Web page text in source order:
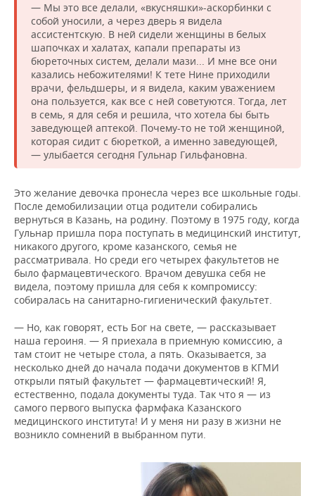
— Мы это все делали, «вкусняшки»-аскорбинки с
собой уносили, а через дверь я видела
ассистентскую. В ней сидели женщины в белых
шапочках и халатах, капали препараты из
бюреточных систем, делали мази... И мне все они
казались небожителями! К тете Нине приходили
врачи, фельдшеры, и я видела, каким уважением
она пользуется, как все с ней советуются. Тогда, лет
в семь, я для себя и решила, что хотела бы быть
заведующей аптекой. Почему-то не той женщиной,
которая сидит с бюреткой, а именно заведующей,
— улыбается сегодня Гульнар Гильфановна.
Это желание девочка пронесла через все школьные годы.
После демобилизации отца родители собирались
вернуться в Казань, на родину. Поэтому в 1975 году, когда
Гульнар пришла пора поступать в медицинский институт,
никакого другого, кроме казанского, семья не
рассматривала. Но среди его четырех факультетов не
было фармацевтического. Врачом девушка себя не
видела, поэтому пришла для себя к компромиссу:
собиралась на санитарно-гигиенический факультет.
— Но, как говорят, есть Бог на свете, — рассказывает
наша героиня. — Я приехала в приемную комиссию, а
там стоит не четыре стола, а пять. Оказывается, за
несколько дней до начала подачи документов в КГМИ
открыли пятый факультет — фармацевтический! Я,
естественно, подала документы туда. Так что я — из
самого первого выпуска фармфака Казанского
медицинского института! И у меня ни разу в жизни не
возникло сомнений в выбранном пути.